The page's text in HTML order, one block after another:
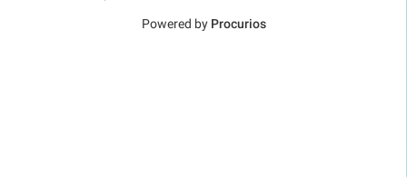
Powered by Procurios